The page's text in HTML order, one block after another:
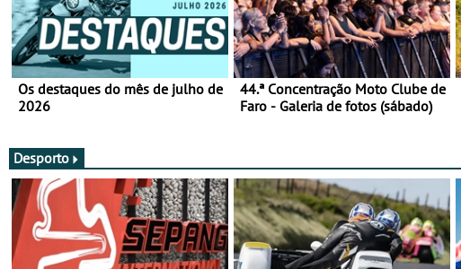
Os destaques do mês de julho de
2026
44.ª Concentração Moto Clube de
Faro - Galeria de fotos (sábado)
Desporto